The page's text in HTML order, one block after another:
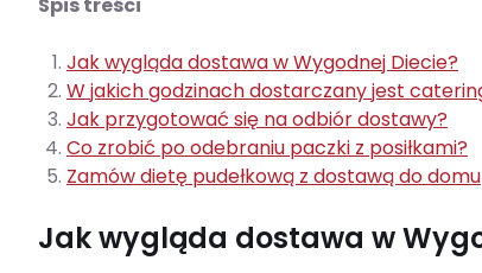
Jak wygląda dostawa w Wygodnej Diecie?
W jakich godzinach dostarczany jest
Jak przygotować się na odbiór dostawy?
Co zrobić po odebraniu paczki z posiłkami?
Zamów dietę pudełkową z dostawą do domu
Jak wygląda dostawa w